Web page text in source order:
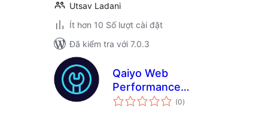
Utsav Ladani
Ít hơn 10 Số lượt cài đặt
Đã kiểm tra với 7.0.3
Qaiyo Web
Performance
Surgeon
(0tổng
đánh
)